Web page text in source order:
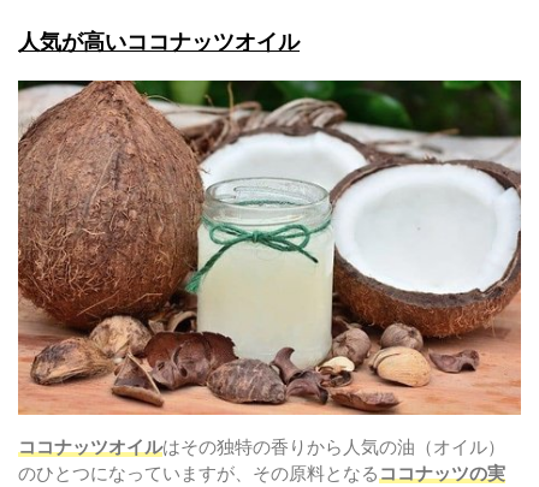
人気が高いココナッツオイル
ココナッツオイルはその独特の香りから人気の油（オイル）
のひとつになっていますが、その原料となる ココナッツの実